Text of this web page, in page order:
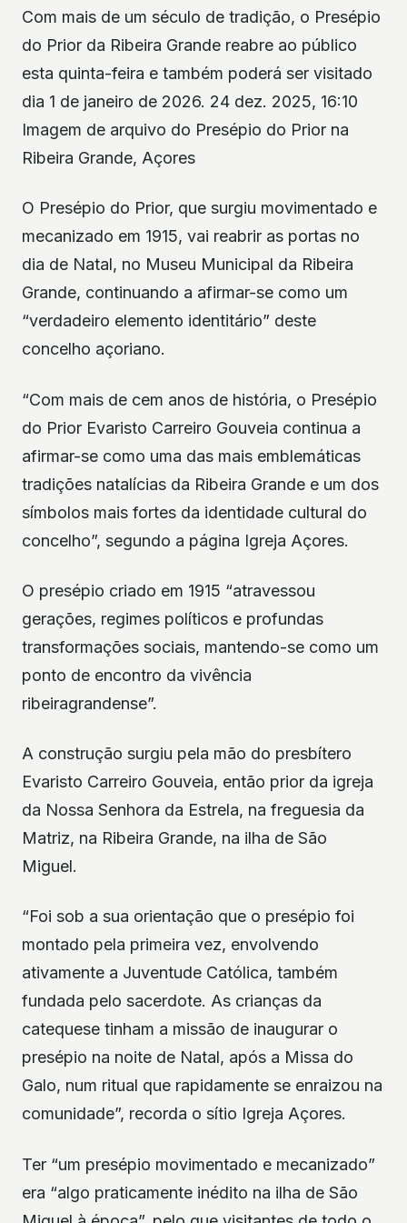
Com mais de um século de tradição, o Presépio
do Prior da Ribeira Grande reabre ao público
esta quinta-feira e também poderá ser visitado
dia 1 de janeiro de 2026. 24 dez. 2025, 16:10
Imagem de arquivo do Presépio do Prior na
Ribeira Grande, Açores
O Presépio do Prior, que surgiu movimentado e
mecanizado em 1915, vai reabrir as portas no
dia de Natal, no Museu Municipal da Ribeira
Grande, continuando a afirmar-se como um
“verdadeiro elemento identitário” deste
concelho açoriano.
“Com mais de cem anos de história, o Presépio
do Prior Evaristo Carreiro Gouveia continua a
afirmar-se como uma das mais emblemáticas
tradições natalícias da Ribeira Grande e um dos
símbolos mais fortes da identidade cultural do
concelho”, segundo a página Igreja Açores.
O presépio criado em 1915 “atravessou
gerações, regimes políticos e profundas
transformações sociais, mantendo-se como um
ponto de encontro da vivência
ribeiragrandense”.
A construção surgiu pela mão do presbítero
Evaristo Carreiro Gouveia, então prior da igreja
da Nossa Senhora da Estrela, na freguesia da
Matriz, na Ribeira Grande, na ilha de São
Miguel.
“Foi sob a sua orientação que o presépio foi
montado pela primeira vez, envolvendo
ativamente a Juventude Católica, também
fundada pelo sacerdote. As crianças da
catequese tinham a missão de inaugurar o
presépio na noite de Natal, após a Missa do
Galo, num ritual que rapidamente se enraizou na
comunidade”, recorda o sítio Igreja Açores.
Ter “um presépio movimentado e mecanizado”
era “algo praticamente inédito na ilha de São